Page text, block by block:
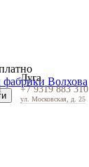
Луга
+7 9319 883 310
ул. Московская, д. 25